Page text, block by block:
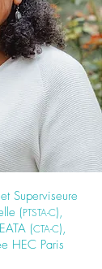
Superviseure
(PTSTA-C),
(CTA-C),
HEC Paris